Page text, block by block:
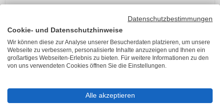
Felo Bithalter A5,5 mit Magnet
Lieferzeit 2-5 Arbeitstage
11,40 €
Datenschutzbestimmungen
Cookie- und Datenschutzhinweise
Wir können diese zur Analyse unserer Besucherdaten platzieren, um unsere
Webseite zu verbessern, personalisierte Inhalte anzuzeigen und Ihnen ein
großartiges Webseiten-Erlebnis zu bieten. Für weitere Informationen zu den
von uns verwendeten Cookies öffnen Sie die Einstellungen.
Alle akzeptieren